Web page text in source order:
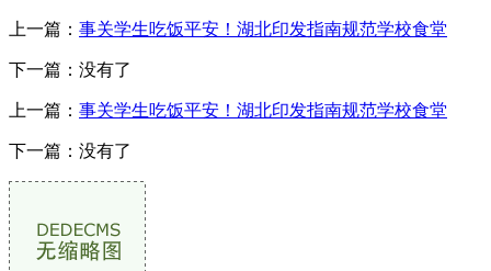
上一篇： 事关学生吃饭平安！湖北印发指南规范学校食堂
下一篇：没有了
上一篇： 事关学生吃饭平安！湖北印发指南规范学校食堂
下一篇：没有了